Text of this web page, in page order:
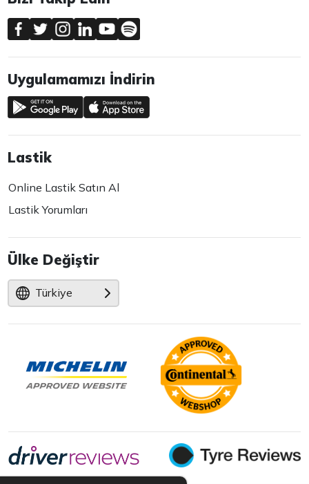
Uygulamamızı İndirin
Lastik
Online Lastik Satın Al
Lastik Yorumları
Ülke Değiştir
Türkiye